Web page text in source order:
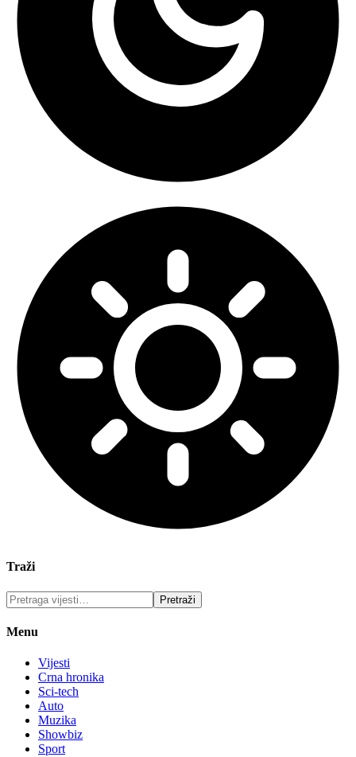
Traži
Menu
Vijesti
Crna hronika
Sci-tech
Auto
Muzika
Showbiz
Sport